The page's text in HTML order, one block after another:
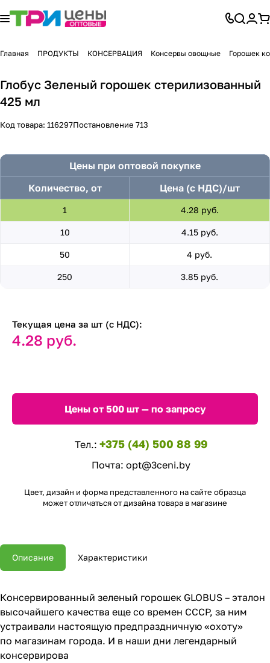
Главная ПРОДУКТЫ КОНСЕРВАЦИЯ Консервы овощные Горошек
Глобус Зеленый горошек стерилизованный
425 мл
Код товара: 116297Постановление 713
Цены при оптовой покупке
Количество, от
Цена (с НДС)/шт
1 4.28 руб.
10 4.15 руб.
50 4 руб.
250 3.85 руб.
Текущая цена за шт (с НДС):
4.28 руб.
Цены от 500 шт — по запросу
Тел.: +375 (44) 500 88 99
Почта: opt@3ceni.by
Цвет, дизайн и форма представленного на сайте образца
может отличаться от дизайна товара в магазине
Описание Характеристики
Консервированный зеленый горошек GLOBUS – эталон
высочайшего качества еще со времен СССР, за ним
устраивали настоящую предпраздничную «охоту»
по магазинам города. И в наши дни легендарный
консервирова